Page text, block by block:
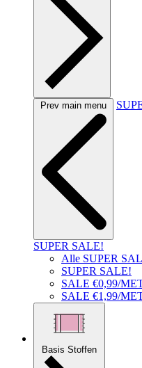
Prev main menu
SUPER SALE!
Alle SUPER
SUPER SALE!
SALE €0,99/
SALE €1,99/
Basis Stoffen